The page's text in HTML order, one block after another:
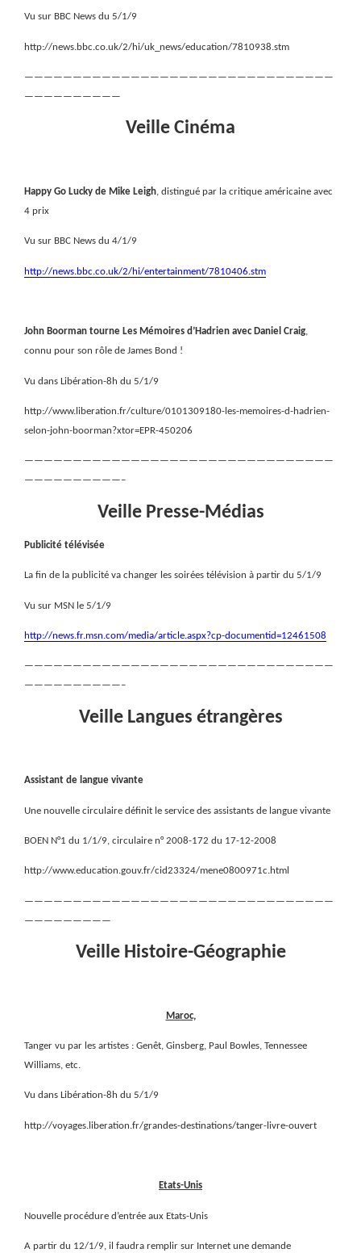
Vu sur BBC News du 5/1/9
http://news.bbc.co.uk/2/hi/uk_news/education/7810938.stm
————————————————————————————————
——————————
Veille Cinéma
Happy Go Lucky de Mike Leigh, distingué par la critique américaine avec
4 prix
Vu sur BBC News du 4/1/9
http://news.bbc.co.uk/2/hi/entertainment/7810406.stm
John Boorman tourne Les Mémoires d’Hadrien avec Daniel Craig,
connu pour son rôle de James Bond !
Vu dans Libération-8h du 5/1/9
http://www.liberation.fr/culture/0101309180-les-memoires-d-hadrien-
selon-john-boorman?xtor=EPR-450206
————————————————————————————————
——————————–
Veille Presse-Médias
Publicité télévisée
La fin de la publicité va changer les soirées télévision à partir du 5/1/9
Vu sur MSN le 5/1/9
http://news.fr.msn.com/media/article.aspx?cp-documentid=12461508
————————————————————————————————
——————————–
Veille Langues étrangères
Assistant de langue vivante
Une nouvelle circulaire définit le service des assistants de langue vivante
BOEN N°1 du 1/1/9, circulaire n° 2008-172 du 17-12-2008
http://www.education.gouv.fr/cid23324/mene0800971c.html
————————————————————————————————
—————————
Veille Histoire-Géographie
Maroc,
Tanger vu par les artistes : Genêt, Ginsberg, Paul Bowles, Tennessee
Williams, etc.
Vu dans Libération-8h du 5/1/9
http://voyages.liberation.fr/grandes-destinations/tanger-livre-ouvert
Etats-Unis
Nouvelle procédure d’entrée aux Etats-Unis
A partir du 12/1/9, il faudra remplir sur Internet une demande